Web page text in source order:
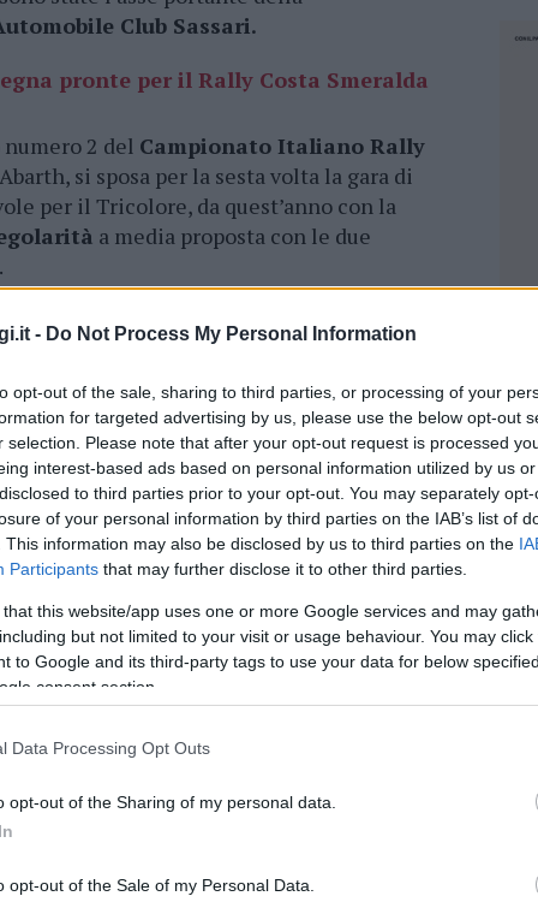
- Do Not Process My Personal Information
opt-out of the sale, sharing to third parties, or processing of your
for targeted advertising by us, please use the below opt-out
selection. Please note that after your opt-out request is processed
interest-based ads based on personal information utilized by us
to third parties prior to your opt-out. You may separately
of your personal information by third parties on the IAB’s list of
This information may also be disclosed by us to third parties on the
Participants that may further disclose it to other third parties.
that this website/app uses one or more Google services and may
but not limited to your visit or usage behaviour. You may
to Google and its third-party tags to use your data for below
consent section.
Data Processing Opt Outs
opt-out of the Sharing of my personal data.
opt-out of the Sale of my Personal Data.
Club Sassari.
pronte per il Rally Costa Smeralda
2 del Campionato Italiano Rally
si sposa per la sesta volta la gara di
per il Tricolore, da quest’anno con la
a media proposta con le due
delle due tappe di gara
nelle giornate di
dalla fase dedicata alle verifiche sportive
Conference Center, le secondo presso il
quest’ultime effettuate anche sino alle 11:30
dalle 13 perdare il via alla prima
un’altra delle novità, alle 18:30 con
la città di Olbia ad accogliere gli
Cervo
per il parco chiuso di fine
programma per le 8 del sabato con l’arrivo
il palcoscenico alle cerimonie delle
Abarth oltre a quelle del rally di
alle intramontabili Autobianchi
entrambe le Serie, mentre per gli
Smeralda sarà il terzo atto del Campionato
prove speciali – quattro nella prima tappa
le prove di precisione per la regolarità,
segreti.